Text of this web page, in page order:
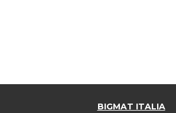
BIGMAT ITALIA